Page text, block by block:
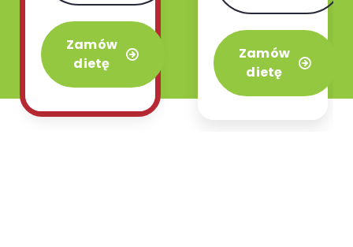
najbardziej
uwielbiany
wariant w
naszej ofercie.
Zamów
dietę
orientalnej w
wariancie 3 lub
4 posiłków.
Zamów
dietę